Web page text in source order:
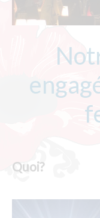
Quoi?